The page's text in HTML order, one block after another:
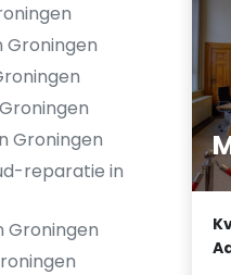
Groningen
Groningen
reparatie in
Groningen